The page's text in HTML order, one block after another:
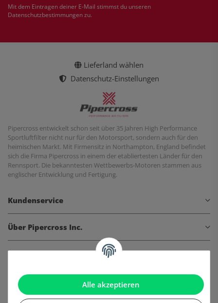
Alle akzeptieren
Mit dem Eintragen deiner E-Mail stimmst du unseren
Datenschutzbestimmungenzu.
Lieferland wählen
Datenschutz-Einstellungen
Pipercross entwickelt schon seit über 35 Jahren High Performance
Sportluftfilter nicht nur für den Motorsport, sondern auch für den
heimischen Markt. Mit Firmensitz in Northampton, England befindet
sich die Firma Pipercross in einem der etabliertesten Länder für den
Rennsport. Die bekanntesten Wettbewerbs-Motoren stammen aus
englischer Entwicklung und Fertigung.
Kundenservice
Über Pipercross Inc.
Informationen
Gesetzliche Informationen